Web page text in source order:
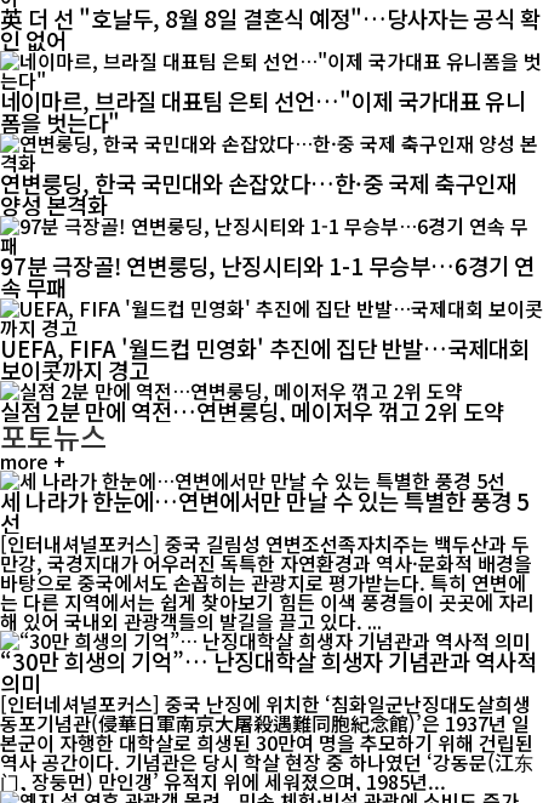
英 더 선 "호날두, 8월 8일 결혼식 예정"…당사자는 공식 확
인 없어
네이마르, 브라질 대표팀 은퇴 선언…"이제 국가대표 유니
폼을 벗는다"
연변룽딩, 한국 국민대와 손잡았다…한·중 국제 축구인재
양성 본격화
97분 극장골! 연변룽딩, 난징시티와 1-1 무승부…6경기 연
속 무패
UEFA, FIFA '월드컵 민영화' 추진에 집단 반발…국제대회
보이콧까지 경고
실점 2분 만에 역전…연변룽딩, 메이저우 꺾고 2위 도약
포토뉴스
more +
세 나라가 한눈에…연변에서만 만날 수 있는 특별한 풍경 5
선
[인터내셔널포커스] 중국 길림성 연변조선족자치주는 백두산과 두
만강, 국경지대가 어우러진 독특한 자연환경과 역사·문화적 배경을
바탕으로 중국에서도 손꼽히는 관광지로 평가받는다. 특히 연변에
는 다른 지역에서는 쉽게 찾아보기 힘든 이색 풍경들이 곳곳에 자리
해 있어 국내외 관광객들의 발길을 끌고 있다. ...
“30만 희생의 기억”… 난징대학살 희생자 기념관과 역사적
의미
[인터네셔널포커스] 중국 난징에 위치한 ‘침화일군난징대도살희생
동포기념관(侵華日軍南京大屠殺遇難同胞紀念館)’은 1937년 일
본군이 자행한 대학살로 희생된 30만여 명을 추모하기 위해 건립된
역사 공간이다. 기념관은 당시 학살 현장 중 하나였던 ‘강동문(江东
门, 장둥먼) 만인갱’ 유적지 위에 세워졌으며, 1985년...